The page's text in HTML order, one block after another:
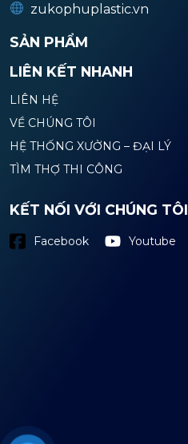
zukophuplastic.vn
SẢN PHẨM
LIÊN KẾT NHANH
LIÊN HỆ
VỀ CHÚNG TÔI
HỆ THỐNG XƯỞNG – ĐẠI LÝ
TÌM THỢ THI CÔNG
KẾT NỐI VỚI CHÚNG TÔI
Facebook Youtube